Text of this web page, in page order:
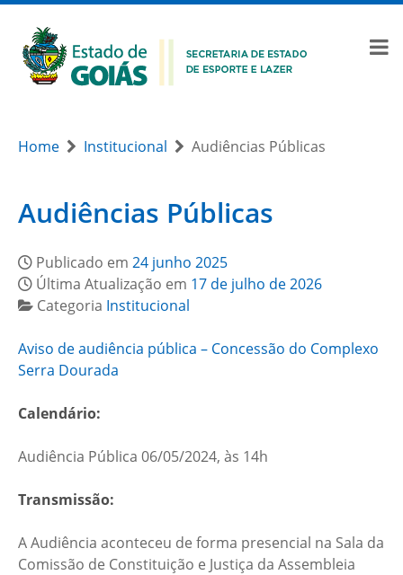
Home Institucional Audiências Públicas
Audiências Públicas
Publicado em 24 junho 2025
Última Atualização em 17 de julho de 2026
Categoria Institucional
Aviso de audiência pública – Concessão do Complexo
Serra Dourada
Calendário:
Audiência Pública 06/05/2024, às 14h
Transmissão:
A Audiência aconteceu de forma presencial na Sala da
Comissão de Constituição e Justiça da Assembleia